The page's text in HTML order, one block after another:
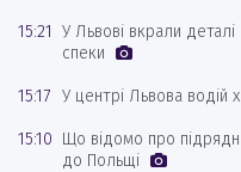
15:21 У Львові вкрали
спеки
15:17 У центрі Львова водій
15:10 Що відомо про
до Польщі